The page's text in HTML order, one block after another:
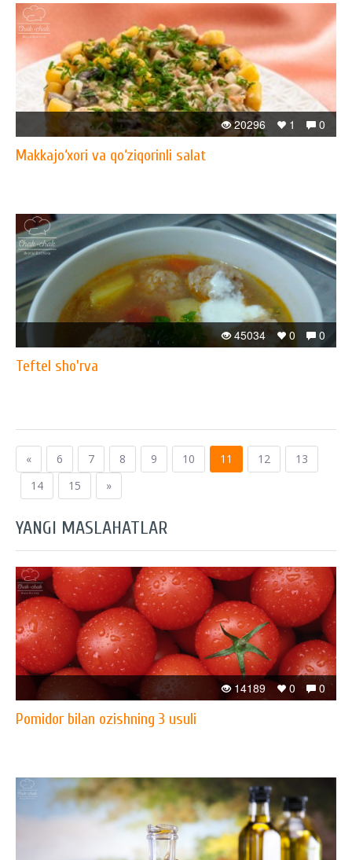
0
1
20296
Makkajo‘xori va qo‘ziqorinli salat
0
0
45034
Teftel sho'rva
« 6 7 8 9 10 11 12
13
14
15 »
YANGI MASLAHATLAR
0
0
14189
Pomidor bilan ozishning 3 usuli